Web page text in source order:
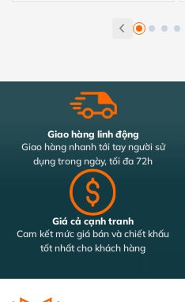
Giao hàng linh động
Giao hàng nhanh tới tay người sử
dụng trong ngày, tối đa 72h
Giá cả cạnh tranh
Cam kết mức giá bán và chiết khấu
tốt nhất cho khách hàng